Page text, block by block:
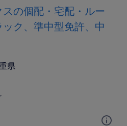
の個配・宅配・ルー
ック、準中型免許、中
県